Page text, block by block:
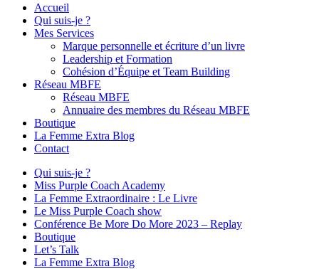
Accueil
Qui suis-je ?
Mes Services
Marque personnelle et écriture d’un livre
Leadership et Formation
Cohésion d’Équipe et Team Building
Réseau MBFE
Réseau MBFE
Annuaire des membres du Réseau MBFE
Boutique
La Femme Extra Blog
Contact
Qui suis-je ?
Miss Purple Coach Academy
La Femme Extraordinaire : Le Livre
Le Miss Purple Coach show
Conférence Be More Do More 2023 – Replay
Boutique
Let’s Talk
La Femme Extra Blog